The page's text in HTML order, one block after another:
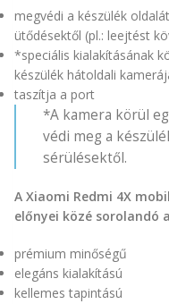
megvédi a készülék
ütődésektől (pl.: leejtést
*speciális kialakításának
készülék hátoldali
taszítja a port
*A kamera körül
védi meg a
sérülésektől.
A Xiaomi Redmi 4X
előnyei közé sorolandó
prémium minőségű
elegáns kialakítású
kellemes tapintású